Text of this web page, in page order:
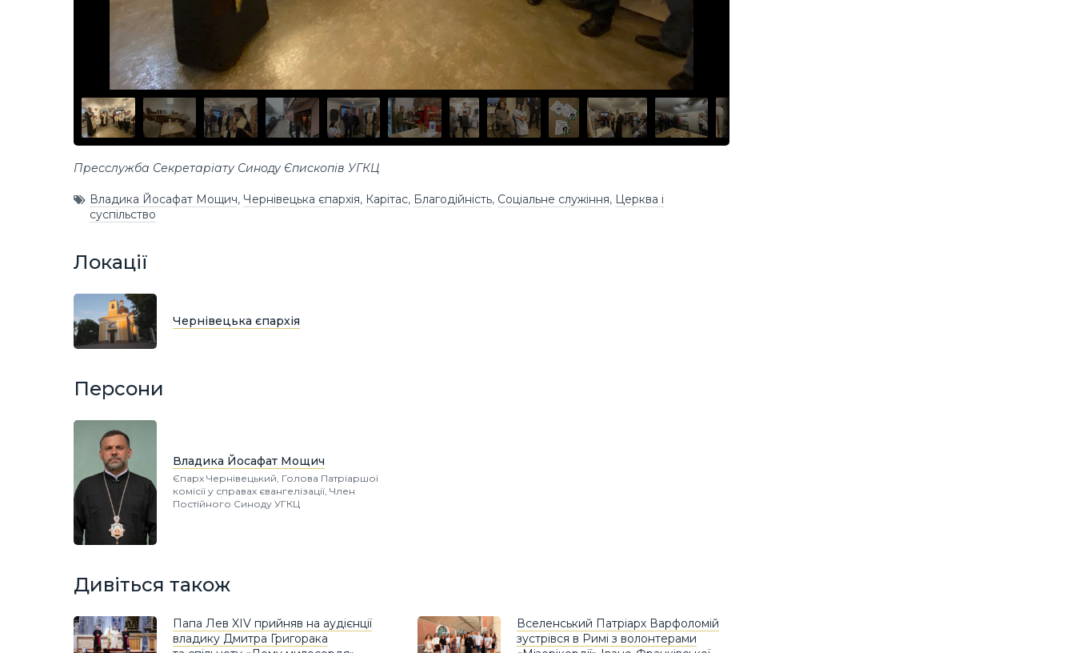
Пресслужба Секретаріату Синоду Єпископів УГКЦ
Владика Йосафат Мощич, Чернівецька єпархія, Карітас, Благодійність, Соціальне служіння, Церква і
суспільство
Локації
Чернівецька єпархія
Персони
Владика Йосафат Мощич
Єпарх Чернівецький, Голова Патріаршої
комісії у справах євангелізації, Член
Постійного Синоду УГКЦ
Дивіться також
Папа Лев XIV прийняв на аудієнції
владику Дмитра Григорака
Вселенський Патріарх Варфоломій
зустрівся в Римі з волонтерами